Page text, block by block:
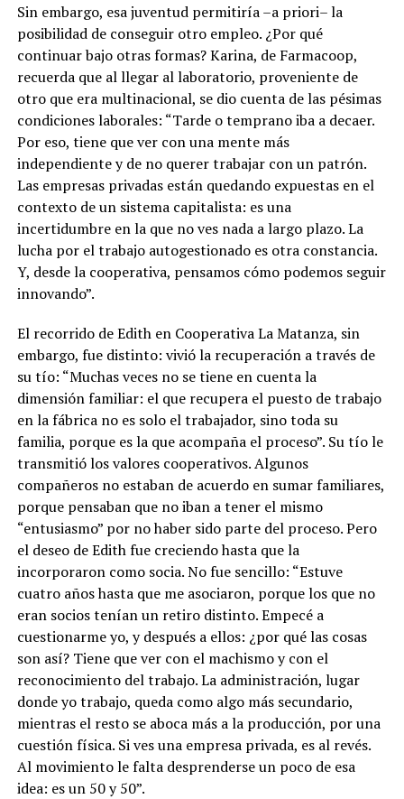
Sin embargo, esa juventud permitiría –a priori– la
posibilidad de conseguir otro empleo. ¿Por qué
continuar bajo otras formas? Karina, de Farmacoop,
recuerda que al llegar al laboratorio, proveniente de
otro que era multinacional, se dio cuenta de las pésimas
condiciones laborales: “Tarde o temprano iba a decaer.
Por eso, tiene que ver con una mente más
independiente y de no querer trabajar con un patrón.
Las empresas privadas están quedando expuestas en el
contexto de un sistema capitalista: es una
incertidumbre en la que no ves nada a largo plazo. La
lucha por el trabajo autogestionado es otra constancia.
Y, desde la cooperativa, pensamos cómo podemos seguir
innovando”.
El recorrido de Edith en Cooperativa La Matanza, sin
embargo, fue distinto: vivió la recuperación a través de
su tío: “Muchas veces no se tiene en cuenta la
dimensión familiar: el que recupera el puesto de trabajo
en la fábrica no es solo el trabajador, sino toda su
familia, porque es la que acompaña el proceso”. Su tío le
transmitió los valores cooperativos. Algunos
compañeros no estaban de acuerdo en sumar familiares,
porque pensaban que no iban a tener el mismo
“entusiasmo” por no haber sido parte del proceso. Pero
el deseo de Edith fue creciendo hasta que la
incorporaron como socia. No fue sencillo: “Estuve
cuatro años hasta que me asociaron, porque los que no
eran socios tenían un retiro distinto. Empecé a
cuestionarme yo, y después a ellos: ¿por qué las cosas
son así? Tiene que ver con el machismo y con el
reconocimiento del trabajo. La administración, lugar
donde yo trabajo, queda como algo más secundario,
mientras el resto se aboca más a la producción, por una
cuestión física. Si ves una empresa privada, es al revés.
Al movimiento le falta desprenderse un poco de esa
idea: es un 50 y 50”.